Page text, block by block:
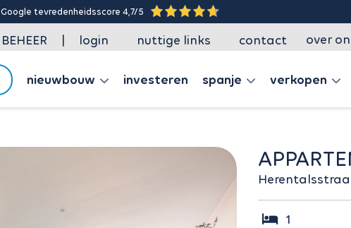
Google tevredenheidsscore 4,7/5
BEHEER | login nuttige links contact over
nieuwbouw investeren spanje verkopen
1